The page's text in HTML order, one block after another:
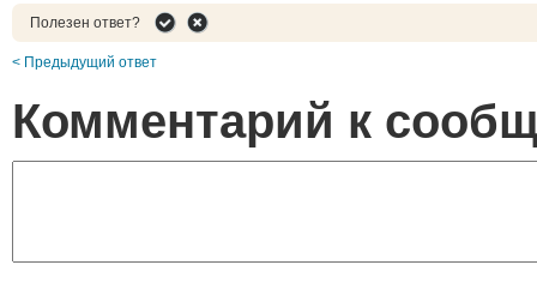
Полезен ответ?
< Предыдущий ответ
Комментарий к